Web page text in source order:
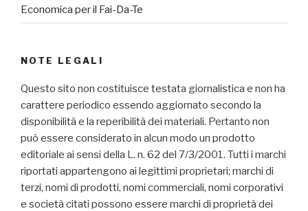
Economica per il Fai-Da-Te
NOTE LEGALI
Questo sito non costituisce testata giornalistica e non ha
carattere periodico essendo aggiornato secondo la
disponibilità e la reperibilità dei materiali. Pertanto non
può essere considerato in alcun modo un prodotto
editoriale ai sensi della L. n. 62 del 7/3/2001. Tutti i marchi
riportati appartengono ai legittimi proprietari; marchi di
terzi, nomi di prodotti, nomi commerciali, nomi corporativi
e società citati possono essere marchi di proprietà dei